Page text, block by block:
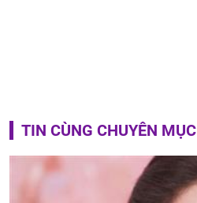
TIN CÙNG CHUYÊN MỤC